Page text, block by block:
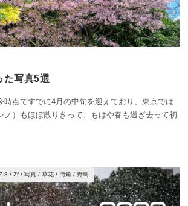
た写真5選
点ですでに4月の中旬を迎えており、東京では
ノ）もほぼ散りきって、もはや春も過ぎ去って初
8 / Zf / 写真 / 草花 / 街角 / 野鳥